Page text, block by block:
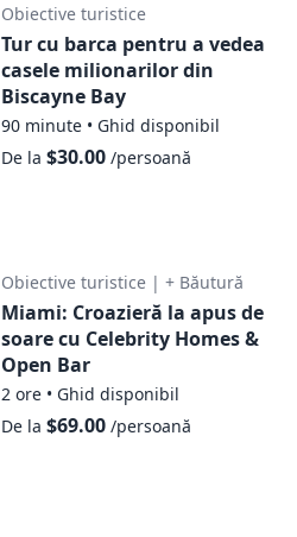
Obiective turistice
Tur cu barca pentru a vedea
casele milionarilor din
Biscayne Bay
90 minute • Ghid disponibil
De la $30.00/persoană
Obiective turistice | + Băutură
Miami: Croazieră la apus de
soare cu Celebrity Homes &
Open Bar
2 ore • Ghid disponibil
De la $69.00/persoană